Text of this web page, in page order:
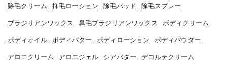
除毛クリーム 抑毛ローション 除毛パッド 除毛スプレー
ブラジリアンワックス 鼻毛ブラジリアンワックス ボディクリーム
ボディオイル ボディバター ボディローション ボディパウダー
アロエクリーム アロエジェル シアバター デコルテクリーム